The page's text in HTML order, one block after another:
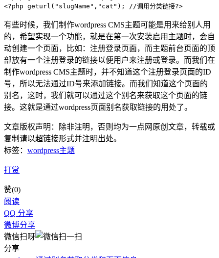
有些时候，我们制作wordpress CMS主题可能是用来给别人用
的，希望实现一个功能，就是在第一次安装启用主题时，会自
动创建一个页面，比如：注册登录页面，而主题前台页面的顶
部放有一个注册登录的链接以便用户来注册或登录。而我们在
制作wordpress CMS主题时，并不知道这个注册登录页面的ID
号，所以无法通过ID号来添加链接。而我们知道这个页面的
别名，这时，我们就可以通过这个别名来获取这个页面的链
接。这就是通过wordpress页面别名获取链接的用处了。
文章版权声明：除非注明，否则均为一点网 原创文章，转载或
复制请以超链接形式并注明出处。
标签： wordpress主题
打赏
赞(0)
阅读
QQ 分享
微博分享
微信扫呀
分享